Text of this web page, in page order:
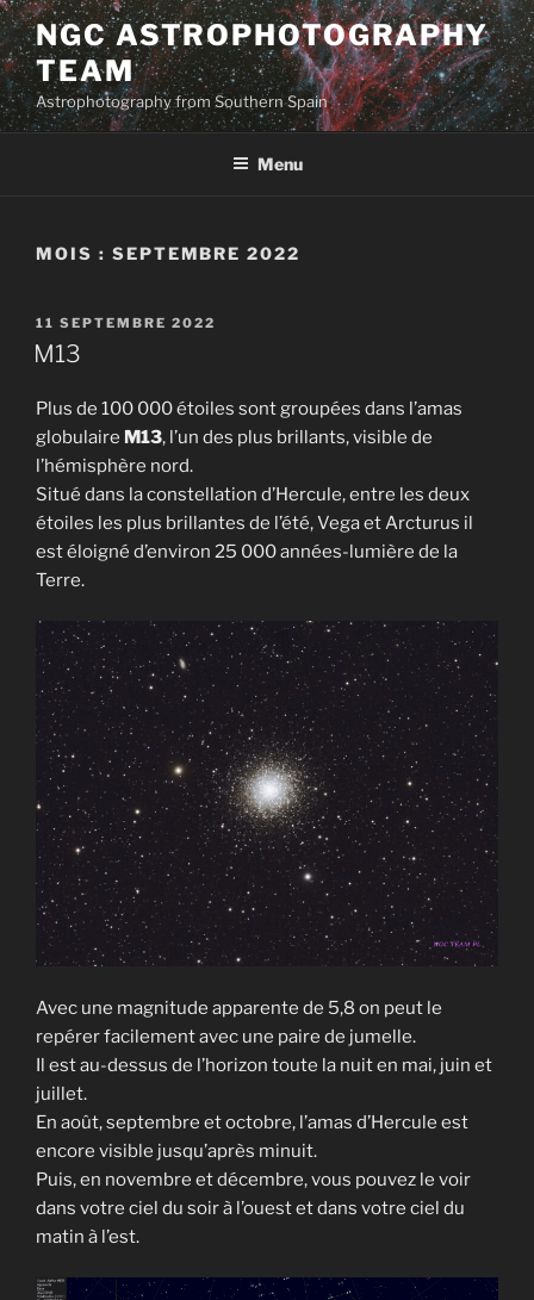
Aller
au
contenu
principal
NGC ASTROPHOTOGRAPHY
TEAM
Astrophotography from Southern Spain
Menu
MOIS : SEPTEMBRE 2022
PUBLIÉ
LE
11 SEPTEMBRE 2022
M13
Plus de 100 000 étoiles sont groupées dans l’amas
globulaire M13, l’un des plus brillants, visible de
l’hémisphère nord.
Situé dans la constellation d’Hercule, entre les deux
étoiles les plus brillantes de l’été, Vega et Arcturus il
est éloigné d’environ 25 000 années-lumière de la
Terre.
Avec une magnitude apparente de 5,8 on peut le
repérer facilement avec une paire de jumelle.
Il est au-dessus de l’horizon toute la nuit en mai, juin et
juillet.
En août, septembre et octobre, l’amas d’Hercule est
encore visible jusqu’après minuit.
Puis, en novembre et décembre, vous pouvez le voir
dans votre ciel du soir à l’ouest et dans votre ciel du
matin à l’est.